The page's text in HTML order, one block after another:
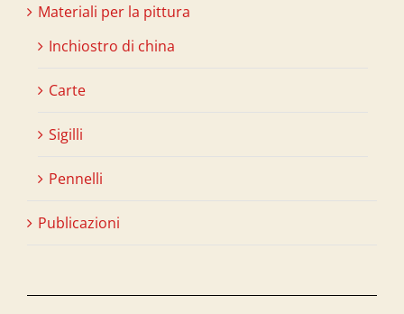
Materiali per la pittura
Inchiostro di china
Carte
Sigilli
Pennelli
Publicazioni